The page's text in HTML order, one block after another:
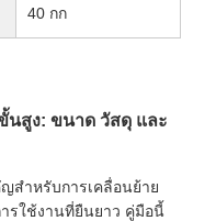
40 กก
นสูง: ขนาด วัสดุ และ
สำหรับการเคลื่อนย้าย
รใช้งานที่ยืนยาว คู่มือนี้